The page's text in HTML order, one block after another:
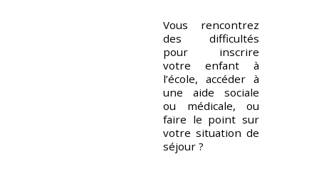
Vous rencontrez
des difficultés
pour inscrire
votre enfant à
l’école, accéder à
une aide sociale
ou médicale, ou
faire le point sur
votre situation de
séjour ?